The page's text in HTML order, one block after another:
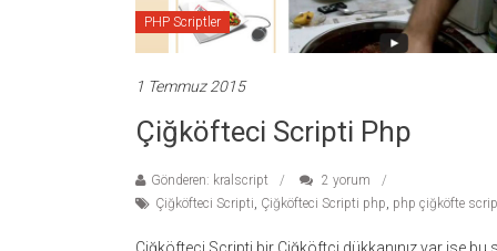
PHP Scriptler
1 Temmuz 2015
Çiğköfteci Scripti Php
Gönderen: kralscript
2 yorum
Çiğköfteci Scripti, Çiğköfteci Scripti php, php çiğköfte